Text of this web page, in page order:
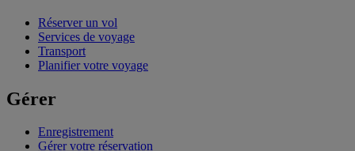
Réserver un vol
Services de voyage
Transport
Planifier votre voyage
Gérer
Enregistrement
Gérer votre réservation